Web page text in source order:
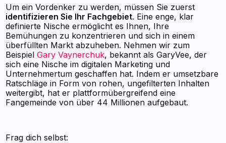
Um ein Vordenker zu werden, müssen Sie zuerst
identifizieren Sie Ihr Fachgebiet. Eine enge, klar
definierte Nische ermöglicht es Ihnen, Ihre
Bemühungen zu konzentrieren und sich in einem
überfüllten Markt abzuheben. Nehmen wir zum
Beispiel Gary Vaynerchuk, bekannt als GaryVee, der
sich eine Nische im digitalen Marketing und
Unternehmertum geschaffen hat. Indem er umsetzbare
Ratschläge in Form von rohen, ungefilterten Inhalten
weitergibt, hat er plattformübergreifend eine
Fangemeinde von über 44 Millionen aufgebaut.
Frag dich selbst: